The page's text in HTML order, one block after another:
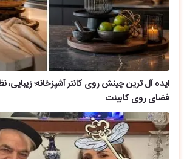
ایده آل ترین چینش روی کانتر آشپزخانه؛
فضای روی کابینت